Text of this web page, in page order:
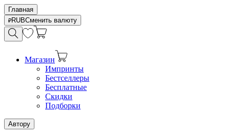
Главная
RUBСменить валюту
Магазин
Импринты
Бестселлеры
Бесплатные
Скидки
Подборки
Автору